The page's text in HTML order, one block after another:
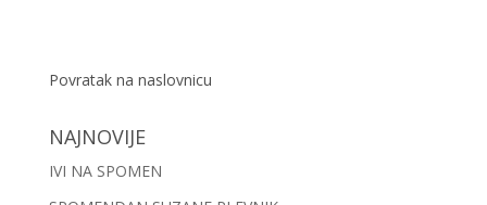
Povratak na naslovnicu
NAJNOVIJE
IVI NA SPOMEN